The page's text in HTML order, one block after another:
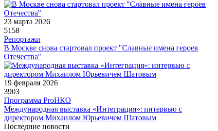
23 марта 2026
5158
Репортажи
В Москве снова стартовал проект "Славные имена героев
Отечества"
19 февраля 2026
3903
Программа ProНКО
Международная выставка «Интеграция»: интервью с
директором Михаилом Юрьевичем Шатовым
Последние новости